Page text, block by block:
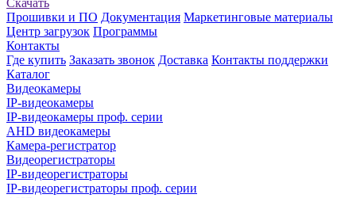
Скачать
Прошивки и ПО Документация Маркетинговые материалы
Центр загрузок Программы
Контакты
Где купить Заказать звонок Доставка Контакты поддержки
Каталог
Видеокамеры
IP-видеокамеры
IP-видеокамеры проф. серии
AHD видеокамеры
Камера-регистратор
Видеорегистраторы
IP-видеорегистраторы
IP-видеорегистраторы проф. серии